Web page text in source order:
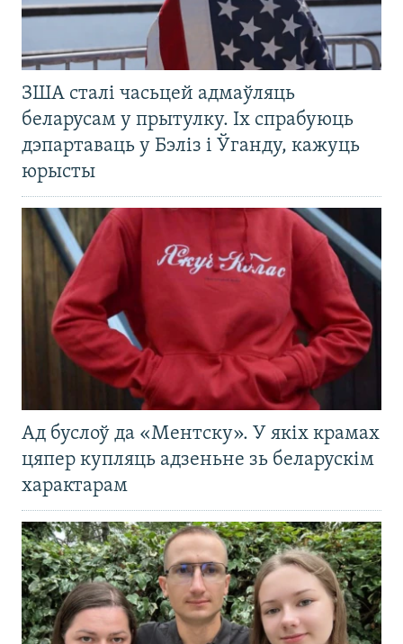
ЗША сталі часьцей адмаўляць
беларусам у прытулку. Іх спрабуюць
дэпартаваць у Бэліз і Ўганду, кажуць
юрысты
Ад буслоў да «Ментску». У якіх крамах
цяпер купляць адзеньне зь беларускім
характарам